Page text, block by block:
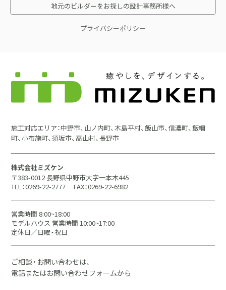
地元のビルダーをお探しの設計事務所様へ
プライバシーポリシー
施工対応エリア：中野市、山ノ内町、木島平村、飯山市、信濃町、飯綱
町、小布施町、須坂市、高山村、長野市
株式会社ミズケン
〒383-0012 長野県中野市大字一本木445
TEL：0269-22-2777
FAX：0269-22-6982
営業時間 8:00~18:00
モデルハウス 営業時間 10:00~17:00
定休日／日曜・祝日
ご相談・お問い合わせは、
電話またはお問い合わせフォームから